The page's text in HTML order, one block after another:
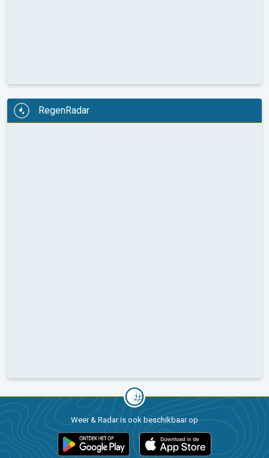
RegenRadar
Weer & Radar is ook beschikbaar op